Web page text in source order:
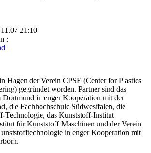
21:10
:
Hagen der Verein CPSE (Center for Plastics
gegründet worden. Partner sind das
Dortmund in enger Kooperation mit der
die Fachhochschule Südwestfalen, die
Technologie, das Kunststoff-Institut
für Kunststoff-Maschinen und der Verein
in enger Kooperation mit